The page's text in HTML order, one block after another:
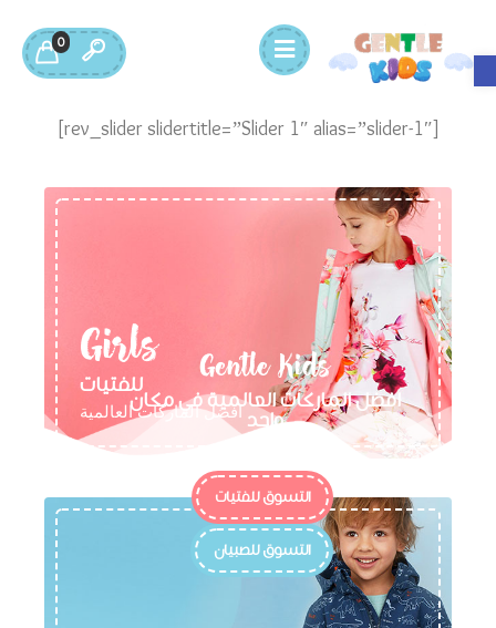
Open toolbar
0
Gentle Kids
افضل الماركات العالمية في مكان
واحد
التسوق للفتيات
التسوق للصبيان
Girls
للفتيات
افضل الماركات العالمية